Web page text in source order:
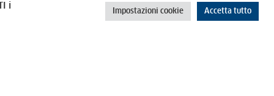
i
Impostazioni cookie Accetta tutto